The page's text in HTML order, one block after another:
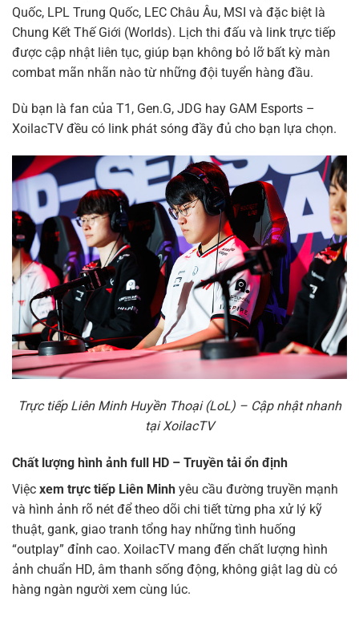
Quốc, LPL Trung Quốc, LEC Châu Âu, MSI và đặc biệt là
Chung Kết Thế Giới (Worlds). Lịch thi đấu và link trực tiếp
được cập nhật liên tục, giúp bạn không bỏ lỡ bất kỳ màn
combat mãn nhãn nào từ những đội tuyển hàng đầu.
Dù bạn là fan của T1, Gen.G, JDG hay GAM Esports –
XoilacTV đều có link phát sóng đầy đủ cho bạn lựa chọn.
Trực tiếp Liên Minh Huyền Thoại (LoL) – Cập nhật nhanh
tại XoilacTV
Chất lượng hình ảnh full HD – Truyền tải ổn định
Việc xem trực tiếp Liên Minh yêu cầu đường truyền mạnh
và hình ảnh rõ nét để theo dõi chi tiết từng pha xử lý kỹ
thuật, gank, giao tranh tổng hay những tình huống
“outplay” đỉnh cao. XoilacTV mang đến chất lượng hình
ảnh chuẩn HD, âm thanh sống động, không giật lag dù có
hàng ngàn người xem cùng lúc.